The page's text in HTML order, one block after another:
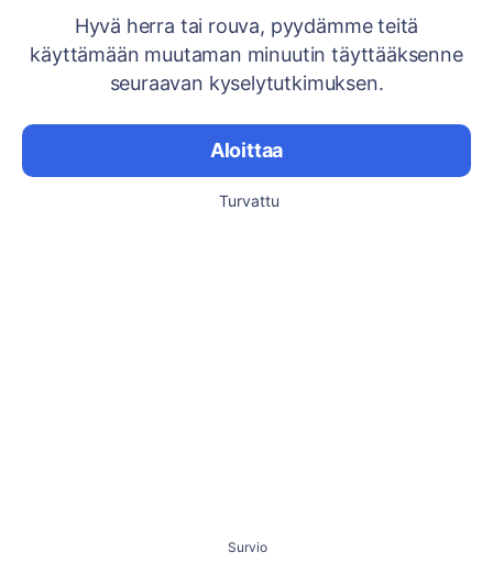
Hyvä herra tai rouva, pyydämme teitä
käyttämään muutaman minuutin täyttääksenne
seuraavan kyselytutkimuksen.
Aloittaa
Turvattu
Survio